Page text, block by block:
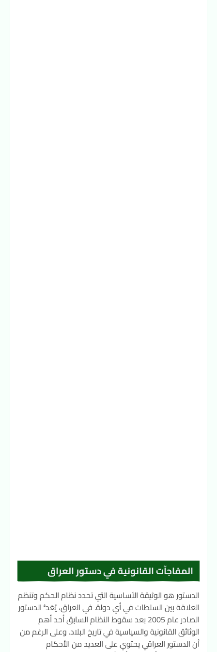
المفاجآت القانونية في دستور العراق
الدستور هو الوثيقة الأساسية التي تحدد نظام الحكم وتنظم
العلاقة بين السلطات في أي دولة. في العراق، يُعَدُّ الدستور
الصادر عام 2005 بعد سقوط النظام السابق أحد أهم
الوثائق القانونية والسياسية في تاريخ البلاد. وعلى الرغم من
أن الدستور العراقي يحتوي على العديد من الأحكام